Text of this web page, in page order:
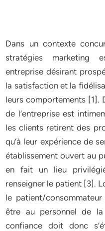
Dans un contexte
stratégies marketing
entreprise désirant
la satisfaction et la
leurs comportements [1].
de l’entreprise est
les clients retirent des
qu’à leur expérience de
établissement ouvert au
en fait un lieu
renseigner le patient [3].
le patient/
être au personnel de
confiance doit donc